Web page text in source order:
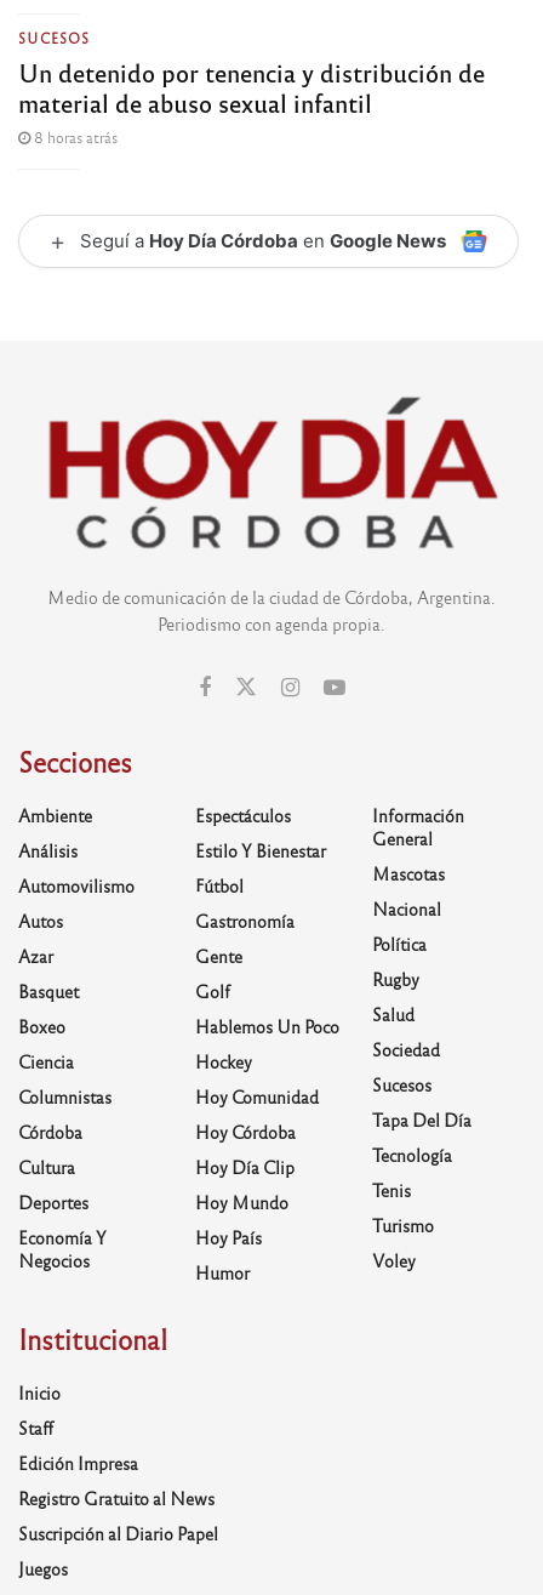
SUCESOS
Un detenido por tenencia y distribución de
material de abuso sexual infantil
8 horas atrás
+ Seguí a Hoy Día Córdoba en Google News
Medio de comunicación de la ciudad de Córdoba, Argentina.
Periodismo con agenda propia.
Secciones
Ambiente
Análisis
Automovilismo
Autos
Azar
Basquet
Boxeo
Ciencia
Columnistas
Córdoba
Cultura
Deportes
Economía Y
Negocios
Espectáculos
Estilo Y Bienestar
Fútbol
Gastronomía
Gente
Golf
Hablemos Un Poco
Hockey
Hoy Comunidad
Hoy Córdoba
Hoy Día Clip
Hoy Mundo
Hoy País
Humor
Información
General
Mascotas
Nacional
Política
Rugby
Salud
Sociedad
Sucesos
Tapa Del Día
Tecnología
Tenis
Turismo
Voley
Institucional
Inicio
Staff
Edición Impresa
Registro Gratuito al News
Suscripción al Diario Papel
Juegos